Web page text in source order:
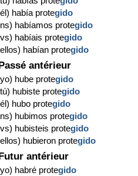
había protegido
habíamos protegido
habíais protegido
habían protegido
antérieur
hube protegido
hubiste protegido
hubo protegido
hubimos protegido
hubisteis protegido
hubieron protegido
antérieur
habré protegido